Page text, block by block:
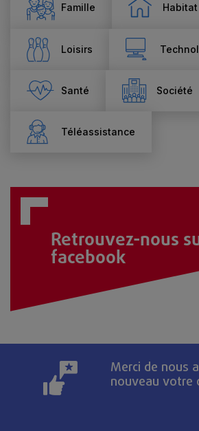
Famille Habitat
Loisirs
Santé Société
Téléassistance
Retrouvez-nous
facebook
Merci de nous
nouveau votre